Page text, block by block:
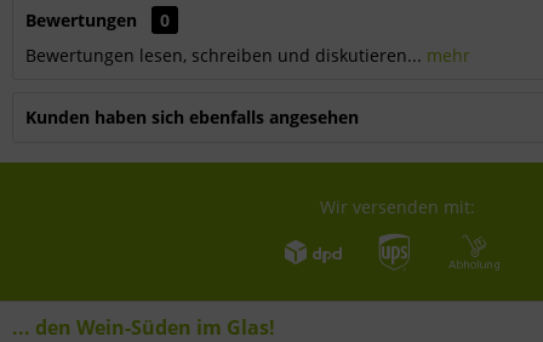
Bewertungen
0
Bewertungen lesen, schreiben und diskutieren... mehr
Kunden haben sich ebenfalls angesehen
Wir versenden mit:
... den Wein-Süden im Glas!